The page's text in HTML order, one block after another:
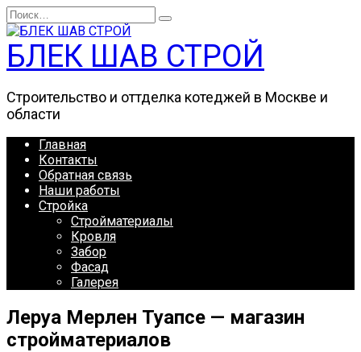
Перейти
к
содержанию
Search
for:
БЛЕК ШАВ СТРОЙ
Строительство и оттделка котеджей в Москве и
области
Главная
Контакты
Обратная связь
Наши работы
Стройка
Стройматериалы
Кровля
Забор
Фасад
Галерея
Леруа Мерлен Туапсе — магазин
стройматериалов